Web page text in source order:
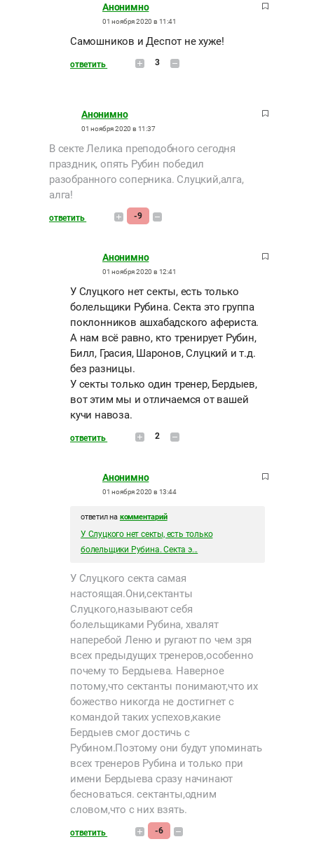
Анонимно
01 ноября 2020 в 11:41
Самошников и Деспот не хуже!
ответить 3
Анонимно
01 ноября 2020 в 11:37
В секте Лелика преподобного сегодня
праздник, опять Рубин победил
разобранного соперника. Слуцкий,алга,
алга!
ответить -9
Анонимно
01 ноября 2020 в 12:41
У Слуцкого нет секты, есть только
болельщики Рубина. Секта это группа
поклонников ашхабадского афериста.
А нам всё равно, кто тренирует Рубин,
Билл, Грасия, Шаронов, Слуцкий и т.д.
без разницы.
У секты только один тренер, Бердыев,
вот этим мы и отличаемся от вашей
кучи навоза.
ответить 2
Анонимно
01 ноября 2020 в 13:44
ответил на комментарий
У Слуцкого нет секты, есть только
болельщики Рубина. Секта э...
У Слуцкого секта самая
настоящая.Они,сектанты
Слуцкого,называют себя
болельщиками Рубина, хвалят
наперебой Леню и ругают по чем зря
всех предыдущих тренеров,особенно
почему то Бердыева. Наверное
потому,что сектанты понимают,что их
божество никогда не достигнет с
командой таких успехов,какие
Бердыев смог достичь с
Рубином.Поэтому они будут упоминать
всех тренеров Рубина и только при
имени Бердыева сразу начинают
бесноваться. сектанты,одним
словом,что с них взять.
ответить -6